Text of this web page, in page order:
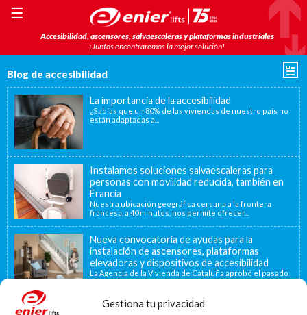
Gestiona tu privacidad
Accesibilidad, ascensores, salvaescaleras y plataformas industriales
¡Juntos encontraremos la mejor solución!
☰
Blog de accesibilidad
La importancia de la accesibilidad
¿Sabías que un 80% de las viviendas de nuestro país no
están adaptadas a...
Instalamos soluciones salvaescaleras para
personas con movilidad reducida, también en
Francia
Nuestra ubicación geográfica cercana a la frontera
francesa, a 40 minutos, nos permite ofrecer...
Nueva convocatoria de ayudas para la
instalación de ascensores, plataformas
elevadoras y dispositivos de accesibilidad
La Agencia de la Vivienda de Cataluña aprobó el pasado
15 de noviembre de...
La accesibilidad universal es una prioridad